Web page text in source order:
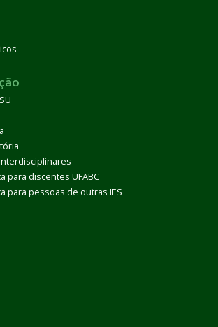
para discentes UFABC
para pessoas de outras IES